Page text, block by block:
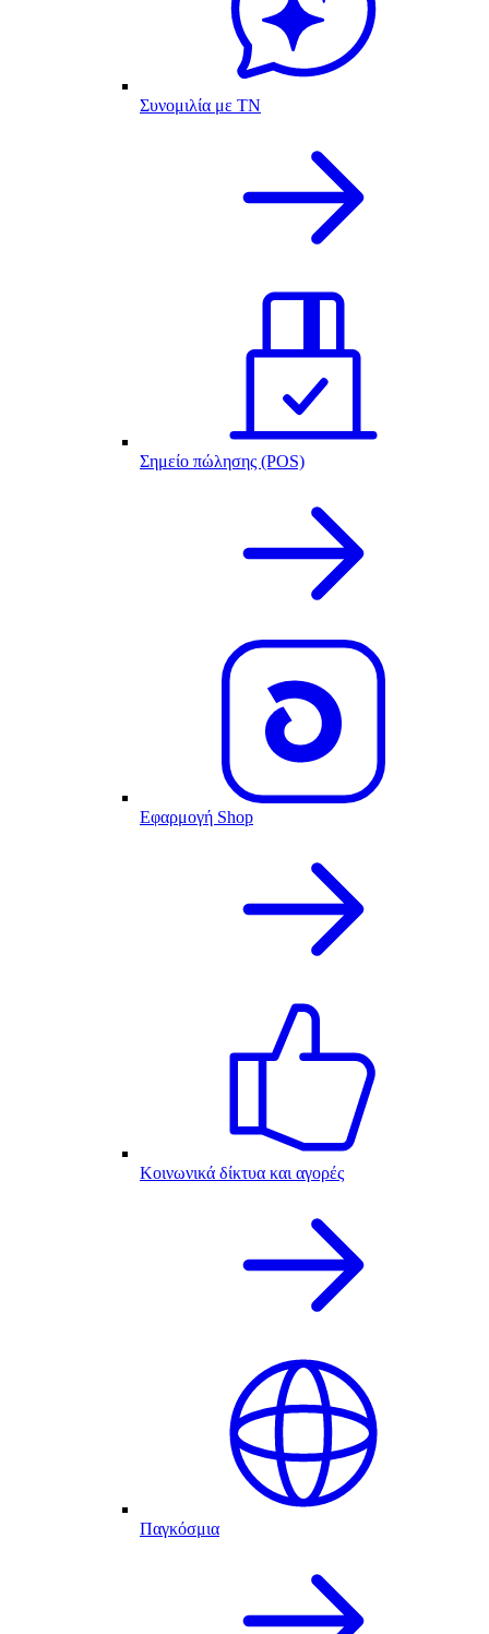
Συνομιλία με ΤΝ
Σημείο πώλησης (POS)
Εφαρμογή Shop
Κοινωνικά δίκτυα και αγορές
Παγκόσμια